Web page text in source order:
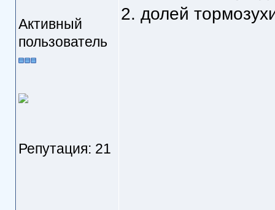
Активный
пользователь
Репутация: 21
2. долей